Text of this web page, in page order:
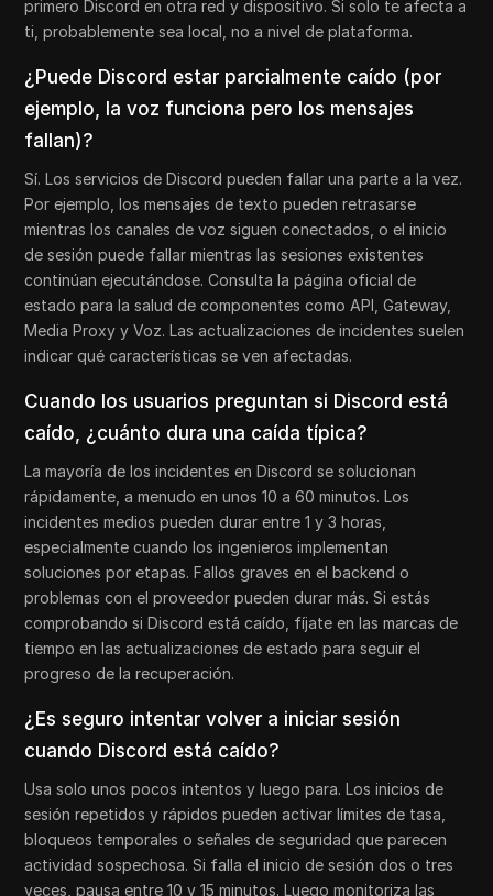
primero Discord en otra red y dispositivo. Si solo te afecta a
ti, probablemente sea local, no a nivel de plataforma.
¿Puede Discord estar parcialmente caído (por
ejemplo, la voz funciona pero los mensajes
fallan)?
Sí. Los servicios de Discord pueden fallar una parte a la vez.
Por ejemplo, los mensajes de texto pueden retrasarse
mientras los canales de voz siguen conectados, o el inicio
de sesión puede fallar mientras las sesiones existentes
continúan ejecutándose. Consulta la página oficial de
estado para la salud de componentes como API, Gateway,
Media Proxy y Voz. Las actualizaciones de incidentes suelen
indicar qué características se ven afectadas.
Cuando los usuarios preguntan si Discord está
caído, ¿cuánto dura una caída típica?
La mayoría de los incidentes en Discord se solucionan
rápidamente, a menudo en unos 10 a 60 minutos. Los
incidentes medios pueden durar entre 1 y 3 horas,
especialmente cuando los ingenieros implementan
soluciones por etapas. Fallos graves en el backend o
problemas con el proveedor pueden durar más. Si estás
comprobando si Discord está caído, fíjate en las marcas de
tiempo en las actualizaciones de estado para seguir el
progreso de la recuperación.
¿Es seguro intentar volver a iniciar sesión
cuando Discord está caído?
Usa solo unos pocos intentos y luego para. Los inicios de
sesión repetidos y rápidos pueden activar límites de tasa,
bloqueos temporales o señales de seguridad que parecen
actividad sospechosa. Si falla el inicio de sesión dos o tres
veces, pausa entre 10 y 15 minutos. Luego monitoriza las